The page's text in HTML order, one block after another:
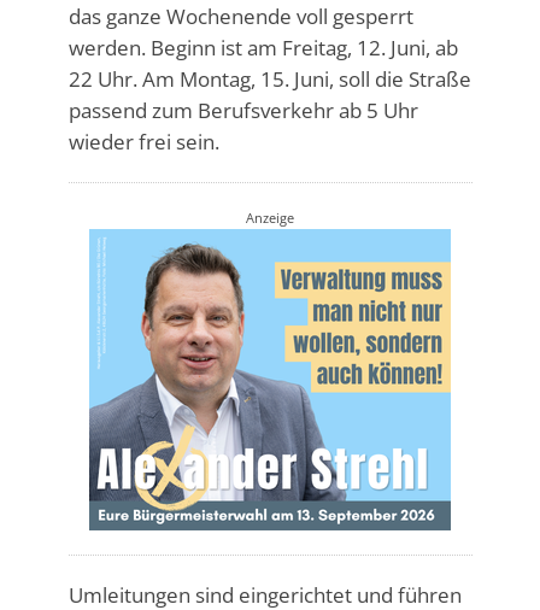
das ganze Wochenende voll gesperrt
werden. Beginn ist am Freitag, 12. Juni, ab
22 Uhr. Am Montag, 15. Juni, soll die Straße
passend zum Berufsverkehr ab 5 Uhr
wieder frei sein.
Anzeige
Umleitungen sind eingerichtet und führen